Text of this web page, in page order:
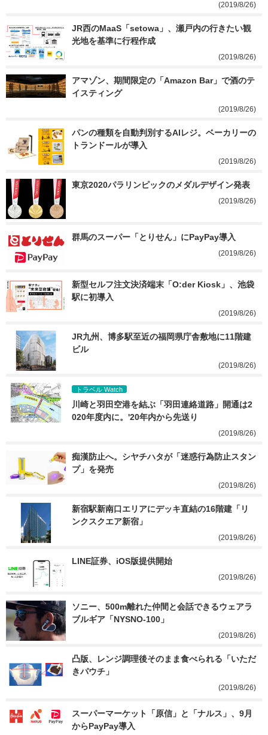
(2019/8/26)
JR西のMaaS「setowa」、瀬戸内の行きたい観
光地を基準に行程作成
(2019/8/26)
アマゾン、期間限定の「Amazon Bar」で酒のテ
イスティング
(2019/8/26)
パンの種類を自動判別するAIレジ。ベーカリーの
トランドールが導入
(2019/8/26)
東京2020パラリンピックのメダルデザイン発表
(2019/8/26)
群馬のスーパー「とりせん」にPayPay導入
(2019/8/26)
新型セルフ注文決済端末「O:der Kiosk」、池袋
駅に初導入
(2019/8/26)
JR九州、博多駅至近の福岡県庁舎敷地に11階建
ビル
(2019/8/26)
トラベル Watch
川崎と羽田空港を結ぶ「羽田連絡道路」開通は2
020年度内に。'20年内から先送り
(2019/8/26)
痴漢防止へ。シヤチハタが「迷惑行為防止スタン
プ」を発売
(2019/8/26)
新宿駅新南口エリアにデッキ直結の16階建「リ
ンクスクエア新宿」
(2019/8/26)
LINE証券、iOS版提供開始
(2019/8/26)
ソニー、500m離れた仲間と会話できるウェアラ
ブルギア「NYSNO-100」
(2019/8/26)
凸版、レンジ調理後そのまま食べられる「いただ
きパウチ」
(2019/8/26)
スーパーマーケット「原信」と「ナルス」、9月
からPayPay導入